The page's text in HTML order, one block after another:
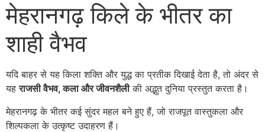
मेहरानगढ़ किले के भीतर का
शाही वैभव
यदि बाहर से यह किला शक्ति और युद्ध का प्रतीक दिखाई देता है, तो अंदर से
यहराजसी वैभव, कला और जीवनशैलीकी अद्भुत दुनिया प्रस्तुत करता है।
मेहरानगढ़ के भीतर कई सुंदर महल बने हुए हैं, जो राजपूत वास्तुकला और
शिल्पकला के उत्कृष्ट उदाहरण हैं।